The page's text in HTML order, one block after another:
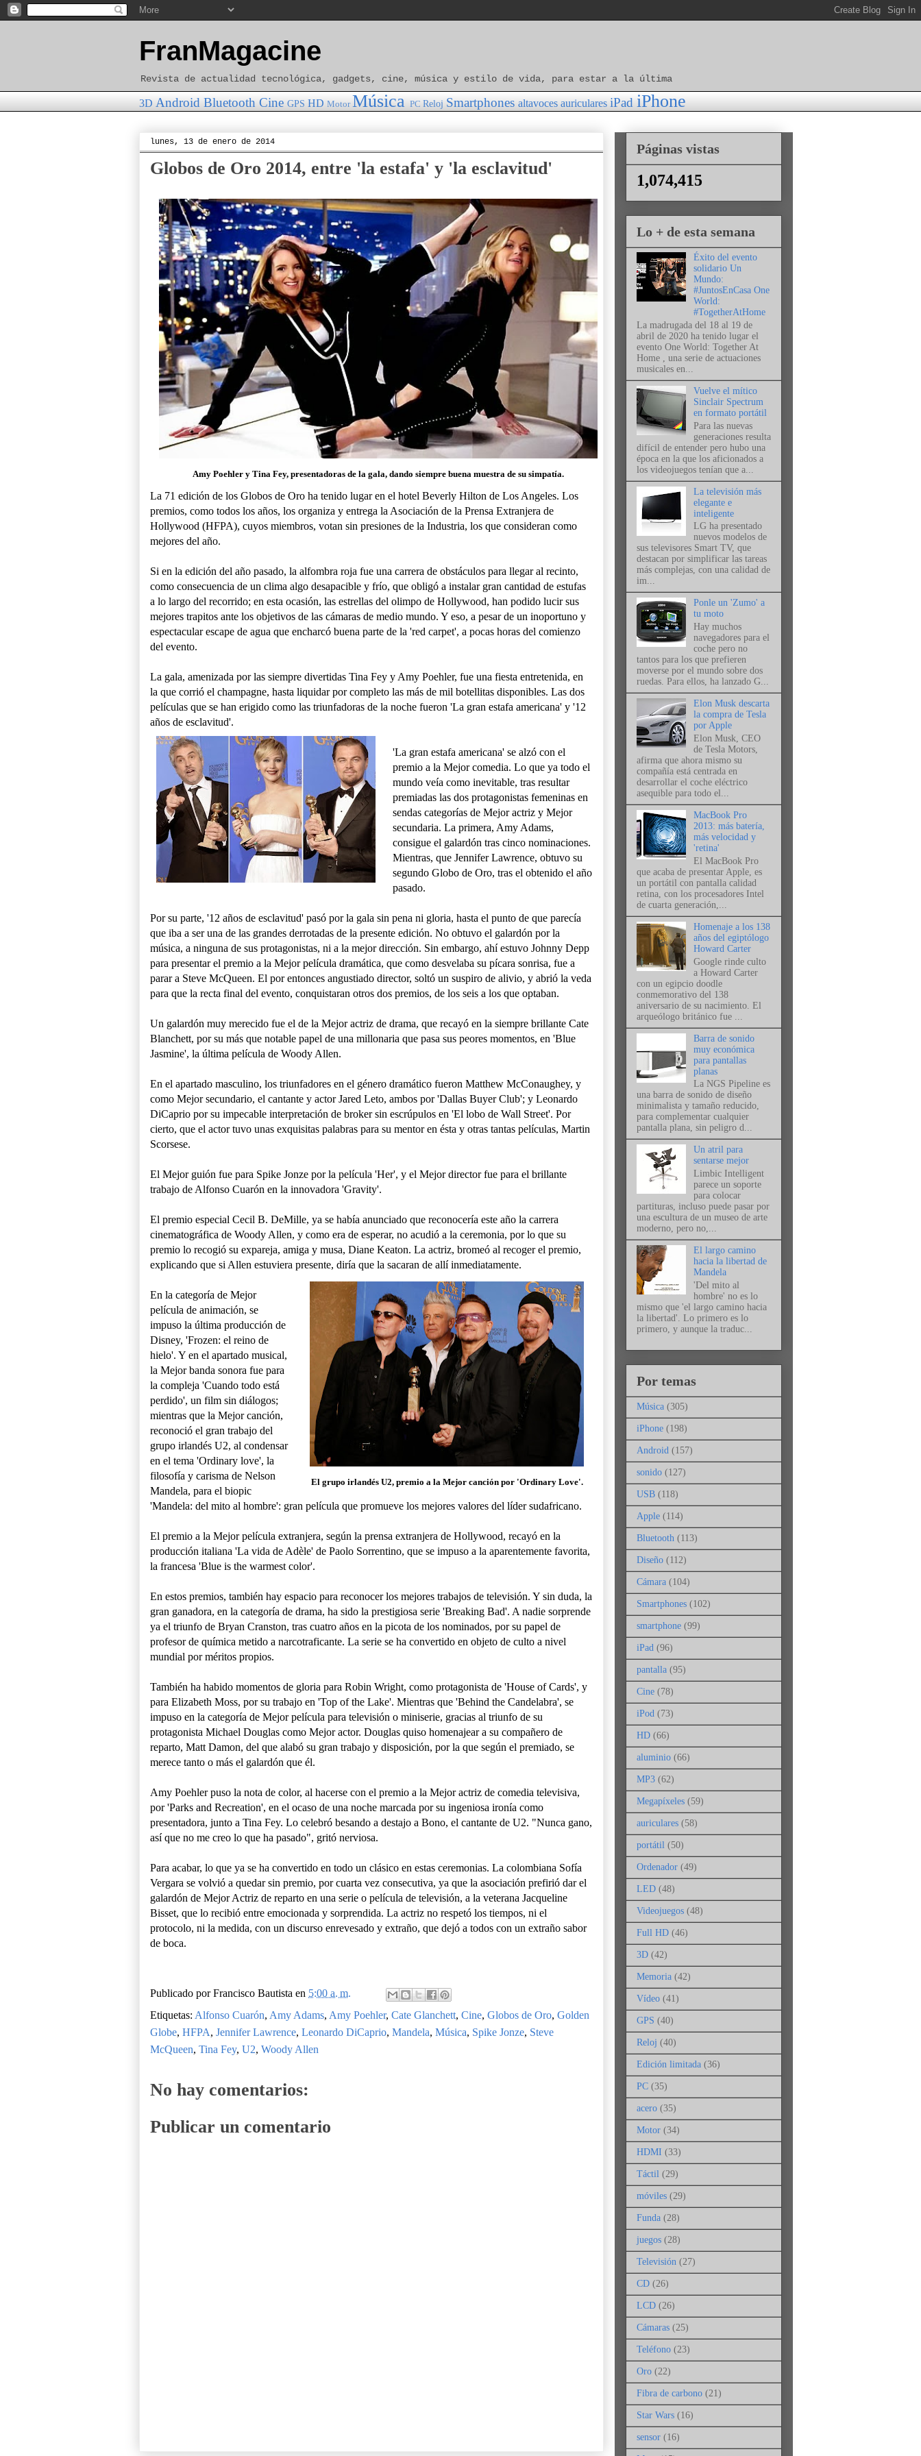
FranMagacine
Revista de actualidad tecnológica, gadgets, cine, música y estilo de vida, para estar a la última
3D Android Bluetooth Cine GPS HD Motor Música PC Reloj Smartphones altavoces auriculares iPad iPhone
lunes, 13 de enero de 2014
Globos de Oro 2014, entre 'la estafa' y 'la esclavitud'
Amy Poehler y Tina Fey, presentadoras de la gala, dando siempre buena muestra de su simpatía.
La 71 edición de los Globos de Oro ha tenido lugar en el hotel Beverly Hilton de Los Angeles. Los
premios, como todos los años, los organiza y entrega la Asociación de la Prensa Extranjera de
Hollywood (HFPA), cuyos miembros, votan sin presiones de la Industria, los que consideran como
mejores del año.
Si en la edición del año pasado, la alfombra roja fue una carrera de obstáculos para llegar al recinto,
como consecuencia de un clima algo desapacible y frío, que obligó a instalar gran cantidad de estufas
a lo largo del recorrido; en esta ocasión, las estrellas del olimpo de Hollywood, han podido lucir sus
mejores trapitos ante los objetivos de las cámaras de medio mundo. Y eso, a pesar de un inoportuno y
espectacular escape de agua que encharcó buena parte de la 'red carpet', a pocas horas del comienzo
del evento.
La gala, amenizada por las siempre divertidas Tina Fey y Amy Poehler, fue una fiesta entretenida, en
la que corrió el champagne, hasta liquidar por completo las más de mil botellitas disponibles. Las dos
películas que se han erigido como las triunfadoras de la noche fueron 'La gran estafa americana' y '12
años de esclavitud'.
'La gran estafa americana' se alzó con el
premio a la Mejor comedia. Lo que ya todo el
mundo veía como inevitable, tras resultar
premiadas las dos protagonistas femeninas en
sendas categorías de Mejor actriz y Mejor
secundaria. La primera, Amy Adams,
consigue el galardón tras cinco nominaciones.
Mientras, que Jennifer Lawrence, obtuvo su
segundo Globo de Oro, tras el obtenido el año
pasado.
Por su parte, '12 años de esclavitud' pasó por la gala sin pena ni gloria, hasta el punto de que parecía
que iba a ser una de las grandes derrotadas de la presente edición. No obtuvo el galardón por la
música, a ninguna de sus protagonistas, ni a la mejor dirección. Sin embargo, ahí estuvo Johnny Depp
para presentar el premio a la Mejor película dramática, que como desvelaba su pícara sonrisa, fue a
parar a Steve McQueen. El por entonces angustiado director, soltó un suspiro de alivio, y abrió la veda
para que la recta final del evento, conquistaran otros dos premios, de los seis a los que optaban.
Un galardón muy merecido fue el de la Mejor actriz de drama, que recayó en la siempre brillante Cate
Blanchett, por su más que notable papel de una millonaria que pasa sus peores momentos, en 'Blue
Jasmine', la última película de Woody Allen.
En el apartado masculino, los triunfadores en el género dramático fueron Matthew McConaughey, y
como Mejor secundario, el cantante y actor Jared Leto, ambos por 'Dallas Buyer Club'; y Leonardo
DiCaprio por su impecable interpretación de broker sin escrúpulos en 'El lobo de Wall Street'. Por
cierto, que el actor tuvo unas exquisitas palabras para su mentor en ésta y otras tantas películas, Martin
Scorsese.
El Mejor guión fue para Spike Jonze por la película 'Her', y el Mejor director fue para el brillante
trabajo de Alfonso Cuarón en la innovadora 'Gravity'.
El premio especial Cecil B. DeMille, ya se había anunciado que reconocería este año la carrera
cinematográfica de Woody Allen, y como era de esperar, no acudió a la ceremonia, por lo que su
premio lo recogió su expareja, amiga y musa, Diane Keaton. La actriz, bromeó al recoger el premio,
explicando que si Allen estuviera presente, diría que la sacaran de allí inmediatamente.
El grupo irlandés U2, premio a la Mejor canción por 'Ordinary Love'.
En la categoría de Mejor
película de animación, se
impuso la última producción de
Disney, 'Frozen: el reino de
hielo'. Y en el apartado musical,
la Mejor banda sonora fue para
la compleja 'Cuando todo está
perdido', un film sin diálogos;
mientras que la Mejor canción,
reconoció el gran trabajo del
grupo irlandés U2, al condensar
en el tema 'Ordinary love', la
filosofía y carisma de Nelson
Mandela, para el biopic
'Mandela: del mito al hombre': gran película que promueve los mejores valores del líder sudafricano.
El premio a la Mejor película extranjera, según la prensa extranjera de Hollywood, recayó en la
producción italiana 'La vida de Adèle' de Paolo Sorrentino, que se impuso a la aparentemente favorita,
la francesa 'Blue is the warmest color'.
En estos premios, también hay espacio para reconocer los mejores trabajos de televisión. Y sin duda, la
gran ganadora, en la categoría de drama, ha sido la prestigiosa serie 'Breaking Bad'. A nadie sorprende
ya el triunfo de Bryan Cranston, tras cuatro años en la picota de los nominados, por su papel de
profesor de química metido a narcotraficante. La serie se ha convertido en objeto de culto a nivel
mundial por méritos propios.
También ha habido momentos de gloria para Robin Wright, como protagonista de 'House of Cards', y
para Elizabeth Moss, por su trabajo en 'Top of the Lake'. Mientras que 'Behind the Candelabra', se
impuso en la categoría de Mejor película para televisión o miniserie, gracias al triunfo de su
protagonista Michael Douglas como Mejor actor. Douglas quiso homenajear a su compañero de
reparto, Matt Damon, del que alabó su gran trabajo y disposición, por la que según el premiado, se
merece tanto o más el galardón que él.
Amy Poehler puso la nota de color, al hacerse con el premio a la Mejor actriz de comedia televisiva,
por 'Parks and Recreation', en el ocaso de una noche marcada por su ingeniosa ironía como
presentadora, junto a Tina Fey. Lo celebró besando a destajo a Bono, el cantante de U2. "Nunca gano,
así que no me creo lo que ha pasado", gritó nerviosa.
Para acabar, lo que ya se ha convertido en todo un clásico en estas ceremonias. La colombiana Sofía
Vergara se volvió a quedar sin premio, por cuarta vez consecutiva, ya que la asociación prefirió dar el
galardón de Mejor Actriz de reparto en una serie o película de televisión, a la veterana Jacqueline
Bisset, que lo recibió entre emocionada y sorprendida. La actriz no respetó los tiempos, ni el
protocolo, ni la medida, con un discurso enrevesado y extraño, que dejó a todos con un extraño sabor
de boca.
Publicado porFrancisco Bautista en 5:00 a. m.
Etiquetas: Alfonso Cuarón, Amy Adams, Amy Poehler, Cate Glanchett, Cine, Globos de Oro, Golden
Globe, HFPA, Jennifer Lawrence, Leonardo DiCaprio, Mandela, Música, Spike Jonze, Steve
McQueen, Tina Fey, U2, Woody Allen
No hay comentarios:
Publicar un comentario
Páginas vistas
1,074,415
Lo + de esta semana
Éxito del evento
solidario Un
Mundo:
#JuntosEnCasa One
World:
#TogetherAtHome
La madrugada del 18 al 19 de
abril de 2020 ha tenido lugar el
evento One World: Together At
Home , una serie de actuaciones
musicales en...
Vuelve el mítico
Sinclair Spectrum
en formato portátil
Para las nuevas
generaciones resulta
difícil de entender pero hubo una
época en la que los aficionados a
los videojuegos tenían que a...
La televisión más
elegante e
inteligente
LG ha presentado
nuevos modelos de
sus televisores Smart TV, que
destacan por simplificar las tareas
más complejas, con una calidad de
im...
Ponle un 'Zumo' a
tu moto
Hay muchos
navegadores para el
coche pero no
tantos para los que prefieren
moverse por el mundo sobre dos
ruedas. Para ellos, ha lanzado G...
Elon Musk descarta
la compra de Tesla
por Apple
Elon Musk, CEO
de Tesla Motors,
afirma que ahora mismo su
compañía está centrada en
desarrollar el coche eléctrico
asequible para todo el...
MacBook Pro
2013: más batería,
más velocidad y
'retina'
El MacBook Pro
que acaba de presentar Apple, es
un portátil con pantalla calidad
retina, con los procesadores Intel
de cuarta generación,...
Homenaje a los 138
años del egiptólogo
Howard Carter
Google rinde culto
a Howard Carter
con un egipcio doodle
conmemorativo del 138
aniversario de su nacimiento. El
arqueólogo británico fue ...
Barra de sonido
muy económica
para pantallas
planas
La NGS Pipeline es
una barra de sonido de diseño
minimalista y tamaño reducido,
para complementar cualquier
pantalla plana, sin peligro d...
Un atril para
sentarse mejor
Limbic Intelligent
parece un soporte
para colocar
partituras, incluso puede pasar por
una escultura de un museo de arte
moderno, pero no,...
El largo camino
hacia la libertad de
Mandela
'Del mito al
hombre' no es lo
mismo que 'el largo camino hacia
la libertad'. Lo primero es lo
primero, y aunque la traduc...
Por temas
Música (305)
iPhone (198)
Android (157)
sonido (127)
USB (118)
Apple (114)
Bluetooth (113)
Diseño (112)
Cámara (104)
Smartphones (102)
smartphone (99)
iPad (96)
pantalla (95)
Cine (78)
iPod (73)
HD (66)
aluminio (66)
MP3 (62)
Megapíxeles (59)
auriculares (58)
portátil (50)
Ordenador (49)
LED (48)
Videojuegos (48)
Full HD (46)
3D (42)
Memoria (42)
Vídeo (41)
GPS (40)
Reloj (40)
Edición limitada (36)
PC (35)
acero (35)
Motor (34)
HDMI (33)
Táctil (29)
móviles (29)
Funda (28)
juegos (28)
Televisión (27)
CD (26)
LCD (26)
Cámaras (25)
Teléfono (23)
Oro (22)
Fibra de carbono (21)
Star Wars (16)
sensor (16)